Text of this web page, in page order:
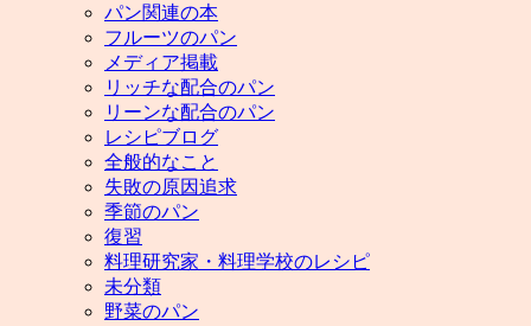
パン関連の本
フルーツのパン
メディア掲載
リッチな配合のパン
リーンな配合のパン
レシピブログ
全般的なこと
失敗の原因追求
季節のパン
復習
料理研究家・料理学校のレシピ
未分類
野菜のパン